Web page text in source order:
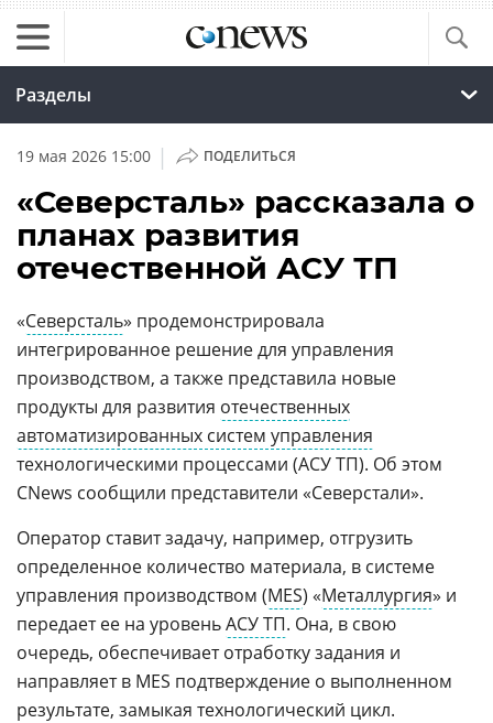
Разделы
19 мая 2026 15:00 | ПОДЕЛИТЬСЯ
«Северсталь» рассказала о
планах развития
отечественной АСУ ТП
«Северсталь» продемонстрировала
интегрированное решение для управления
производством, а также представила новые
продукты для развития отечественных
автоматизированных систем управления
технологическими процессами (АСУ ТП). Об этом
CNews сообщили представители «Северстали».
Оператор ставит задачу, например, отгрузить
определенное количество материала, в системе
управления производством (MES) «Металлургия» и
передает ее на уровеньАСУ ТП. Она, в свою
очередь, обеспечивает отработку задания и
направляет в MES подтверждение о выполненном
результате, замыкая технологический цикл.